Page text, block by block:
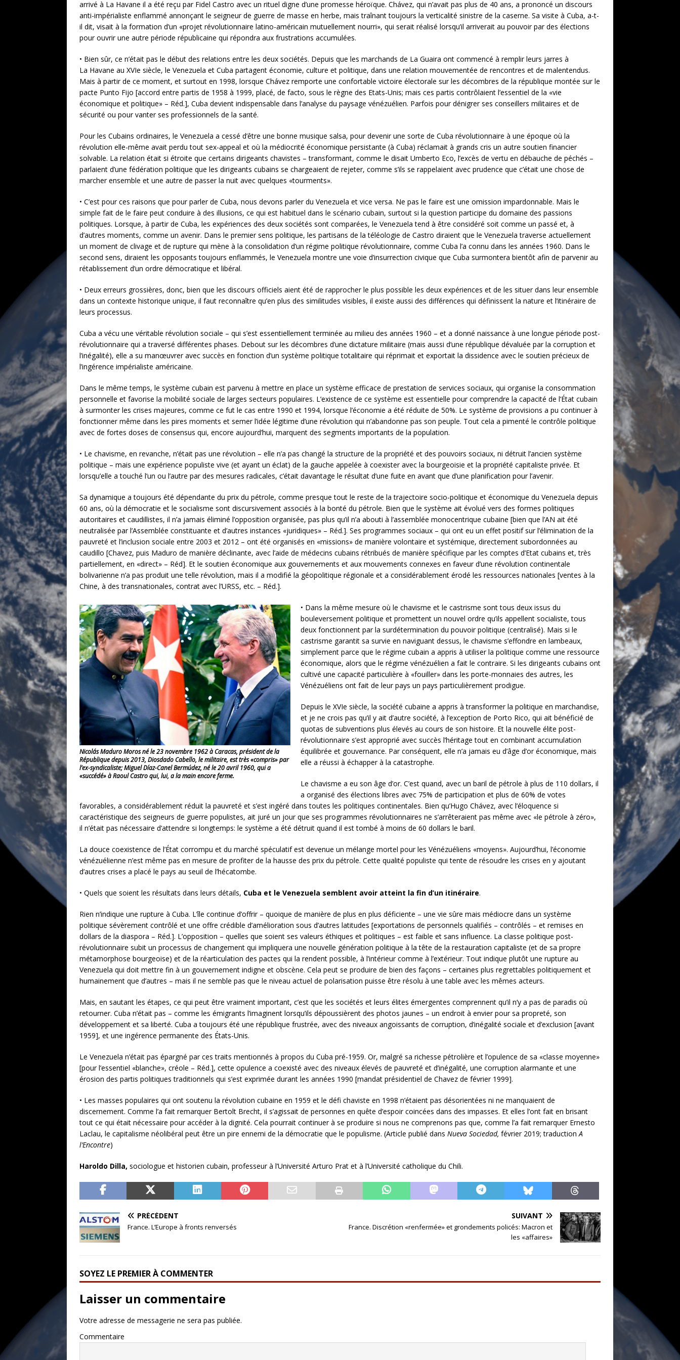
arrivé à La Havane il a été reçu par Fidel Castro avec un rituel digne d’une promesse héroïque. Chávez, qui n’avait pas plus de 40 ans, a prononcé un discours
anti-impérialiste enflammé annonçant le seigneur de guerre de masse en herbe, mais traînant toujours la verticalité sinistre de la caserne. Sa visite à Cuba, a-t-
il dit, visait à la formation d’un «projet révolutionnaire latino-américain mutuellement nourri», qui serait réalisé lorsqu’il arriverait au pouvoir par des élections
pour ouvrir une autre période républicaine qui répondra aux frustrations accumulées.
• Bien sûr, ce n’était pas le début des relations entre les deux sociétés. Depuis que les marchands de La Guaira ont commencé à remplir leurs jarres à
La Havane au XVIe siècle, le Venezuela et Cuba partagent économie, culture et politique, dans une relation mouvementée de rencontres et de malentendus.
Mais à partir de ce moment, et surtout en 1998, lorsque Chávez remporte une confortable victoire électorale sur les décombres de la république montée sur le
pacte Punto Fijo [accord entre partis de 1958 à 1999, placé, de facto, sous le règne des Etats-Unis; mais ces partis contrôlaient l’essentiel de la «vie
économique et politique» – Réd.], Cuba devient indispensable dans l’analyse du paysage vénézuélien. Parfois pour dénigrer ses conseillers militaires et de
sécurité ou pour vanter ses professionnels de la santé.
Pour les Cubains ordinaires, le Venezuela a cessé d’être une bonne musique salsa, pour devenir une sorte de Cuba révolutionnaire à une époque où la
révolution elle-même avait perdu tout sex-appeal et où la médiocrité économique persistante (à Cuba) réclamait à grands cris un autre soutien financier
solvable. La relation était si étroite que certains dirigeants chavistes – transformant, comme le disait Umberto Eco, l’excès de vertu en débauche de péchés –
parlaient d’une fédération politique que les dirigeants cubains se chargeaient de rejeter, comme s’ils se rappelaient avec prudence que c’était une chose de
marcher ensemble et une autre de passer la nuit avec quelques «tourments».
• C’est pour ces raisons que pour parler de Cuba, nous devons parler du Venezuela et vice versa. Ne pas le faire est une omission impardonnable. Mais le
simple fait de le faire peut conduire à des illusions, ce qui est habituel dans le scénario cubain, surtout si la question participe du domaine des passions
politiques. Lorsque, à partir de Cuba, les expériences des deux sociétés sont comparées, le Venezuela tend à être considéré soit comme un passé et, à
d’autres moments, comme un avenir. Dans le premier sens politique, les partisans de la téléologie de Castro diraient que le Venezuela traverse actuellement
un moment de clivage et de rupture qui mène à la consolidation d’un régime politique révolutionnaire, comme Cuba l’a connu dans les années 1960. Dans le
second sens, diraient les opposants toujours enflammés, le Venezuela montre une voie d’insurrection civique que Cuba surmontera bientôt afin de parvenir au
rétablissement d’un ordre démocratique et libéral.
• Deux erreurs grossières, donc, bien que les discours officiels aient été de rapprocher le plus possible les deux expériences et de les situer dans leur ensemble
dans un contexte historique unique, il faut reconnaître qu’en plus des similitudes visibles, il existe aussi des différences qui définissent la nature et l’itinéraire de
leurs processus.
Cuba a vécu une véritable révolution sociale – qui s’est essentiellement terminée au milieu des années 1960 – et a donné naissance à une longue période post-
révolutionnaire qui a traversé différentes phases. Debout sur les décombres d’une dictature militaire (mais aussi d’une république dévaluée par la corruption et
l’inégalité), elle a su manœuvrer avec succès en fonction d’un système politique totalitaire qui réprimait et exportait la dissidence avec le soutien précieux de
l’ingérence impérialiste américaine.
Dans le même temps, le système cubain est parvenu à mettre en place un système efficace de prestation de services sociaux, qui organise la consommation
personnelle et favorise la mobilité sociale de larges secteurs populaires. L’existence de ce système est essentielle pour comprendre la capacité de l’État cubain
à surmonter les crises majeures, comme ce fut le cas entre 1990 et 1994, lorsque l’économie a été réduite de 50%. Le système de provisions a pu continuer à
fonctionner même dans les pires moments et semer l’idée légitime d’une révolution qui n’abandonne pas son peuple. Tout cela a pimenté le contrôle politique
avec de fortes doses de consensus qui, encore aujourd’hui, marquent des segments importants de la population.
• Le chavisme, en revanche, n’était pas une révolution – elle n’a pas changé la structure de la propriété et des pouvoirs sociaux, ni détruit l’ancien système
politique – mais une expérience populiste vive (et ayant un éclat) de la gauche appelée à coexister avec la bourgeoisie et la propriété capitaliste privée. Et
lorsqu’elle a touché l’un ou l’autre par des mesures radicales, c’était davantage le résultat d’une fuite en avant que d’une planification pour l’avenir.
Sa dynamique a toujours été dépendante du prix du pétrole, comme presque tout le reste de la trajectoire socio-politique et économique du Venezuela depuis
60 ans, où la démocratie et le socialisme sont discursivement associés à la bonté du pétrole. Bien que le système ait évolué vers des formes politiques
autoritaires et caudillistes, il n’a jamais éliminé l’opposition organisée, pas plus qu’il n’a abouti à l’assemblée monocentrique cubaine [bien que l’AN ait été
neutralisée par l’Assemblée constituante et d’autres instances «juridiques» – Réd.]. Ses programmes sociaux – qui ont eu un effet positif sur l’élimination de la
pauvreté et l’inclusion sociale entre 2003 et 2012 – ont été organisés en «missions» de manière volontaire et systémique, directement subordonnées au
caudillo [Chavez, puis Maduro de manière déclinante, avec l’aide de médecins cubains rétribués de manière spécifique par les comptes d’Etat cubains et, très
partiellement, en «direct» – Réd]. Et le soutien économique aux gouvernements et aux mouvements connexes en faveur d’une révolution continentale
bolivarienne n’a pas produit une telle révolution, mais il a modifié la géopolitique régionale et a considérablement érodé les ressources nationales [ventes à la
Chine, à des transnationales, contrat avec l’URSS, etc. – Réd.].
Nicolás Maduro Moros né le 23 novembre 1962 à Caracas, président de la
République depuis 2013, Diosdado Cabello, le militaire, est très «compris» par
l’ex-syndicaliste; Miguel Díaz-Canel Bermúdez, né le 20 avril 1960, qui a
«succédé» à Raoul Castro qui, lui, a la main encore ferme.
• Dans la même mesure où le chavisme et le castrisme sont tous deux issus du
bouleversement politique et promettent un nouvel ordre qu’ils appellent socialiste, tous
deux fonctionnent par la surdétermination du pouvoir politique (centralisé). Mais si le
castrisme garantit sa survie en naviguant dessus, le chavisme s’effondre en lambeaux,
simplement parce que le régime cubain a appris à utiliser la politique comme une ressource
économique, alors que le régime vénézuélien a fait le contraire. Si les dirigeants cubains ont
cultivé une capacité particulière à «fouiller» dans les porte-monnaies des autres, les
Vénézuéliens ont fait de leur pays un pays particulièrement prodigue.
Depuis le XVIe siècle, la société cubaine a appris à transformer la politique en marchandise,
et je ne crois pas qu’il y ait d’autre société, à l’exception de Porto Rico, qui ait bénéficié de
quotas de subventions plus élevés au cours de son histoire. Et la nouvelle élite post-
révolutionnaire s’est approprié avec succès l’héritage tout en combinant accumulation
équilibrée et gouvernance. Par conséquent, elle n’a jamais eu d’âge d’or économique, mais
elle a réussi à échapper à la catastrophe.
Le chavisme a eu son âge d’or. C’est quand, avec un baril de pétrole à plus de 110 dollars, il
a organisé des élections libres avec 75% de participation et plus de 60% de votes
favorables, a considérablement réduit la pauvreté et s’est ingéré dans toutes les politiques continentales. Bien qu’Hugo Chávez, avec l’éloquence si
caractéristique des seigneurs de guerre populistes, ait juré un jour que ses programmes révolutionnaires ne s’arrêteraient pas même avec «le pétrole à zéro»,
il n’était pas nécessaire d’attendre si longtemps: le système a été détruit quand il est tombé à moins de 60 dollars le baril.
La douce coexistence de l’État corrompu et du marché spéculatif est devenue un mélange mortel pour les Vénézuéliens «moyens». Aujourd’hui, l’économie
vénézuélienne n’est même pas en mesure de profiter de la hausse des prix du pétrole. Cette qualité populiste qui tente de résoudre les crises en y ajoutant
d’autres crises a placé le pays au seuil de l’hécatombe.
• Quels que soient les résultats dans leurs détails, Cuba et le Venezuela semblent avoir atteint la fin d’un itinéraire.
Rien n’indique une rupture à Cuba. L’île continue d’offrir – quoique de manière de plus en plus déficiente – une vie sûre mais médiocre dans un système
politique sévèrement contrôlé et une offre crédible d’amélioration sous d’autres latitudes [exportations de personnels qualifiés – contrôlés – et remises en
dollars de la diaspora – Réd.]. L’opposition – quelles que soient ses valeurs éthiques et politiques – est faible et sans influence. La classe politique post-
révolutionnaire subit un processus de changement qui impliquera une nouvelle génération politique à la tête de la restauration capitaliste (et de sa propre
métamorphose bourgeoise) et de la réarticulation des pactes qui la rendent possible, à l’intérieur comme à l’extérieur. Tout indique plutôt une rupture au
Venezuela qui doit mettre fin à un gouvernement indigne et obscène. Cela peut se produire de bien des façons – certaines plus regrettables politiquement et
humainement que d’autres – mais il ne semble pas que le niveau actuel de polarisation puisse être résolu à une table avec les mêmes acteurs.
Mais, en sautant les étapes, ce qui peut être vraiment important, c’est que les sociétés et leurs élites émergentes comprennent qu’il n’y a pas de paradis où
retourner. Cuba n’était pas – comme les émigrants l’imaginent lorsqu’ils dépoussièrent des photos jaunes – un endroit à envier pour sa propreté, son
développement et sa liberté. Cuba a toujours été une république frustrée, avec des niveaux angoissants de corruption, d’inégalité sociale et d’exclusion [avant
1959], et une ingérence permanente des États-Unis.
Le Venezuela n’était pas épargné par ces traits mentionnés à propos du Cuba pré-1959. Or, malgré sa richesse pétrolière et l’opulence de sa «classe moyenne»
[pour l’essentiel «blanche», créole – Réd.], cette opulence a coexisté avec des niveaux élevés de pauvreté et d’inégalité, une corruption alarmante et une
érosion des partis politiques traditionnels qui s’est exprimée durant les années 1990 [mandat présidentiel de Chavez de février 1999].
• Les masses populaires qui ont soutenu la révolution cubaine en 1959 et le défi chaviste en 1998 n’étaient pas désorientées ni ne manquaient de
discernement. Comme l’a fait remarquer Bertolt Brecht, il s’agissait de personnes en quête d’espoir coincées dans des impasses. Et elles l’ont fait en brisant
tout ce qui était nécessaire pour accéder à la dignité. Cela pourrait continuer à se produire si nous ne comprenons pas que, comme l’a fait remarquer Ernesto
Laclau, le capitalisme néolibéral peut être un pire ennemi de la démocratie que le populisme. (Article publié dans Nueva Sociedad, février 2019; traductionA
l’Encontre)
Haroldo Dilla, sociologue et historien cubain, professeur à l’Université Arturo Prat et à l’Université catholique du Chili.
PRÉCÉDENT
France. L’Europe à fronts renversés
SUIVANT
France. Discrétion «renfermée» et grondements policés: Macron et
les «affaires»
SOYEZ LE PREMIER À COMMENTER
Laisser un commentaire
Votre adresse de messagerie ne sera pas publiée.
Commentaire